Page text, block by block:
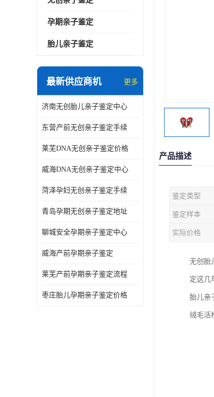
孕期亲子鉴定
胎儿亲子鉴定
最新供应商机 更多
济南无创胎儿亲子鉴定中心
东营产前无创亲子鉴定手续
莱芜DNA无创亲子鉴定价格
威海DNA无创亲子鉴定中心
菏泽孕妇无创亲子鉴定手续
青岛孕期无创亲子鉴定地址
聊城安全孕期亲子鉴定中心
威海产前孕期亲子鉴定
莱芜产前孕期亲子鉴定流程
枣庄胎儿孕期亲子鉴定价格
产品描述
鉴定类型
鉴定样本
实际价格
无创胎
定这几
胎儿亲
绒毛活